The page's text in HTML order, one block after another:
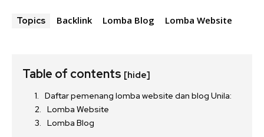
Topics Backlink Lomba Blog Lomba Website
Table of contents [hide]
Daftar pemenang lomba website dan blog Unila:
Lomba Website
Lomba Blog